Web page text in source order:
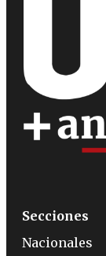
Secciones
Nacionales